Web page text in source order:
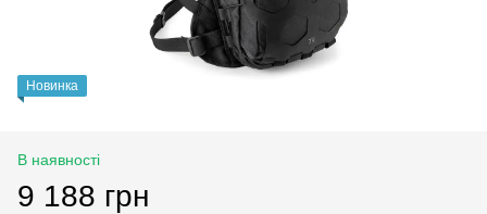
Новинка
В наявності
9 188 грн